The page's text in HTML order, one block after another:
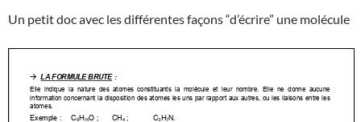
Un petit doc avec les différentes façons “d’écrire” une molécule